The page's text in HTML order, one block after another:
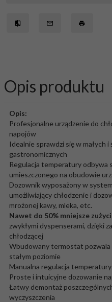
Opis produktu
Opis:
Profesjonalne urządzenie do
napojów
Idealnie sprawdzi się w małych i
gastronomicznych
Regulacja temperatury odbywa
umieszczonego na obudowie
Dozownik wyposażony w
umożliwiający chłodzenie i
mrożonej kawy, mleka, etc.
Nawet do 50% mniejsze
zwykłymi dyspenserami, dzięki
chłodzącej
Wbudowany termostat
stałym poziomie
Manualna regulacja
Proste i intuicyjne dozowanie
Łatwy demontaż
wyczyszczenia